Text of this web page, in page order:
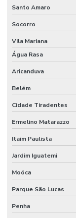
Fabricação De
Fabricação De
Fabricação De
Fabricação De Filmes
Fabricante De Aparas
Fabricante De
Fabricante De
Fabricante De Grãos
Fabricante De
Fabricante De Sacos
Filme Plástico
Santo Amaro
Socorro
Vila Mariana
Água Rasa
Aricanduva
Belém
Cidade Tiradentes
Ermelino Matarazzo
Itaim Paulista
Jardim Iguatemi
Moóca
Parque São Lucas
Penha